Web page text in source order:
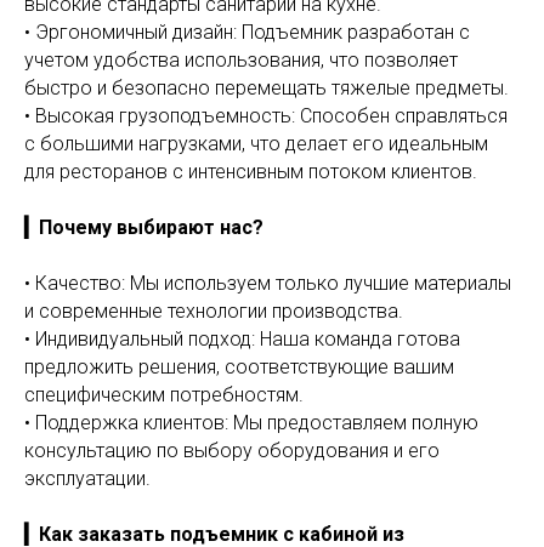
• Эргономичный дизайн: Подъемник разработан с
учетом удобства использования, что позволяет
быстро и безопасно перемещать тяжелые предметы.
• Высокая грузоподъемность: Способен справляться
с большими нагрузками, что делает его идеальным
для ресторанов с интенсивным потоком клиентов.
▎Почему выбирают нас?
• Качество: Мы используем только лучшие материалы
и современные технологии производства.
• Индивидуальный подход: Наша команда готова
предложить решения, соответствующие вашим
специфическим потребностям.
• Поддержка клиентов: Мы предоставляем полную
консультацию по выбору оборудования и его
эксплуатации.
▎Как заказать подъемник с кабиной из